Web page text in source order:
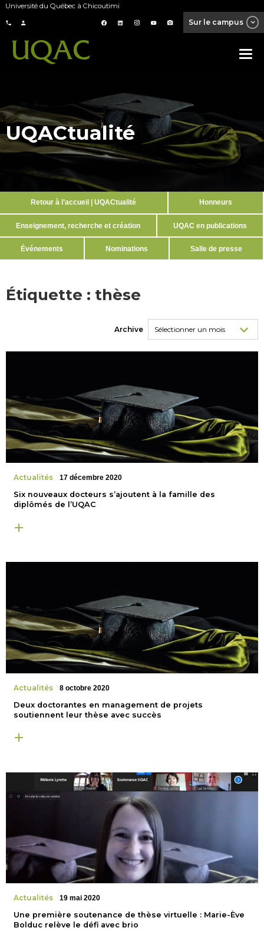
Université du Québec à Chicoutimi
Sur le campus
UQACtualité
Retour à l’accueil | UQACtualité Honneurs
Enseignement, recherche et création UQAC en publications
Événements Nominations Salle de presse
Étiquette : thèse
Archive
Actualités 17 décembre 2020
Six nouveaux docteurs s’ajoutent à la famille des
diplômés de l’UQAC
Actualités 8 octobre 2020
Deux doctorantes en management de projets
soutiennent leur thèse avec succès
Actualités 19 mai 2020
Une première soutenance de thèse virtuelle : Marie-Ève
Bolduc relève le défi avec brio